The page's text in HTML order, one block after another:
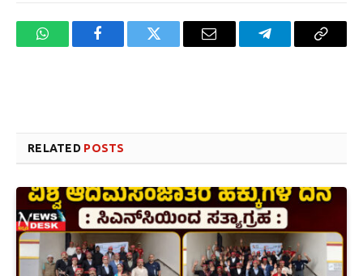
WhatsAppFacebookTwitter Email TelegramCopy
RELATED POSTS